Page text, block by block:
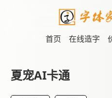
首页 在线造字
夏宠AI卡通